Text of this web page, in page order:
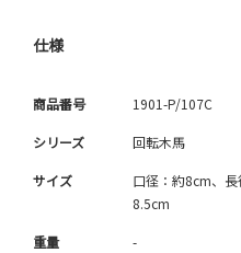
仕様
商品番号 1901-P/107C
シリーズ 回転木馬
サイズ
口径：約8cm、
8.5cm
重量 -